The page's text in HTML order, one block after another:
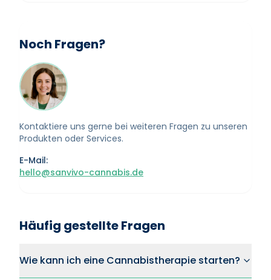
Noch Fragen?
Kontaktiere uns gerne bei weiteren Fragen zu unseren
Produkten oder Services.
E-Mail:
hello@sanvivo-cannabis.de
Häufig gestellte Fragen
Wie kann ich eine Cannabistherapie starten?